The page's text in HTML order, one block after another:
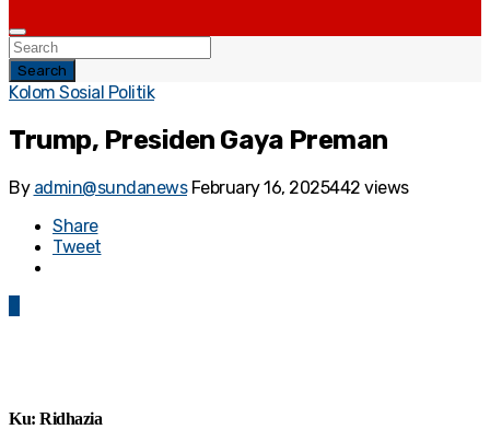
Search
Kolom Sosial Politik
Trump, Presiden Gaya Preman
By admin@sundanews February 16, 2025442 views
Share
Tweet
Ku: Ridhazia